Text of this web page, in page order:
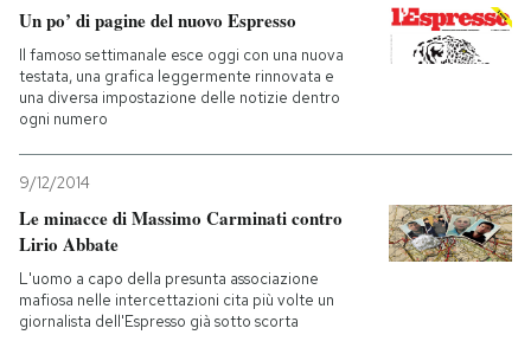
Un po’ di pagine del nuovo Espresso
Il famoso settimanale esce oggi con una nuova
testata, una grafica leggermente rinnovata e
una diversa impostazione delle notizie dentro
ogni numero
9/12/2014
Le minacce di Massimo Carminati contro
Lirio Abbate
L'uomo a capo della presunta associazione
mafiosa nelle intercettazioni cita più volte un
giornalista dell'Espresso già sotto scorta